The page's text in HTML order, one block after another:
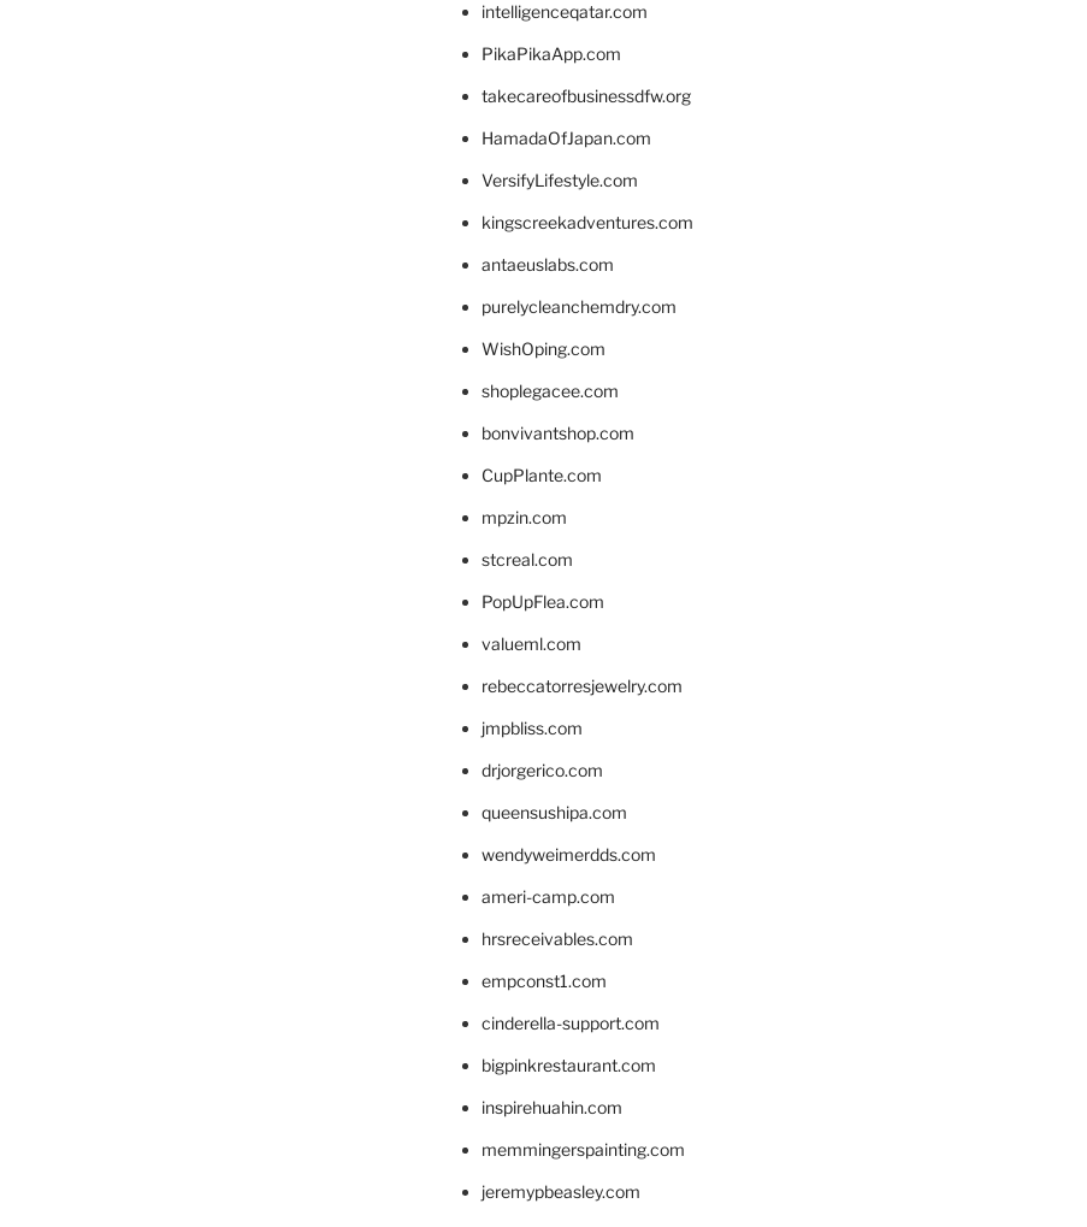
intelligenceqatar.com
PikaPikaApp.com
takecareofbusinessdfw.org
HamadaOfJapan.com
VersifyLifestyle.com
kingscreekadventures.com
antaeuslabs.com
purelycleanchemdry.com
WishOping.com
shoplegacee.com
bonvivantshop.com
CupPlante.com
mpzin.com
stcreal.com
PopUpFlea.com
valueml.com
rebeccatorresjewelry.com
jmpbliss.com
drjorgerico.com
queensushipa.com
wendyweimerdds.com
ameri-camp.com
hrsreceivables.com
empconst1.com
cinderella-support.com
bigpinkrestaurant.com
inspirehuahin.com
memmingerspainting.com
jeremypbeasley.com